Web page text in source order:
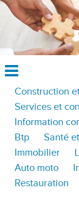
Construction
Services et
Information
Btp
Santé
Immobilier
Auto moto
Restauration